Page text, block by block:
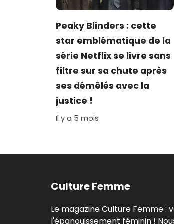
Peaky Blinders : cette
star emblématique de la
série Netflix se livre sans
filtre sur sa chute après
ses démêlés avec la
justice !
Il y a 5 mois
Culture Femme
Le magazine Culture Femme :
l'épanouissement féminin !